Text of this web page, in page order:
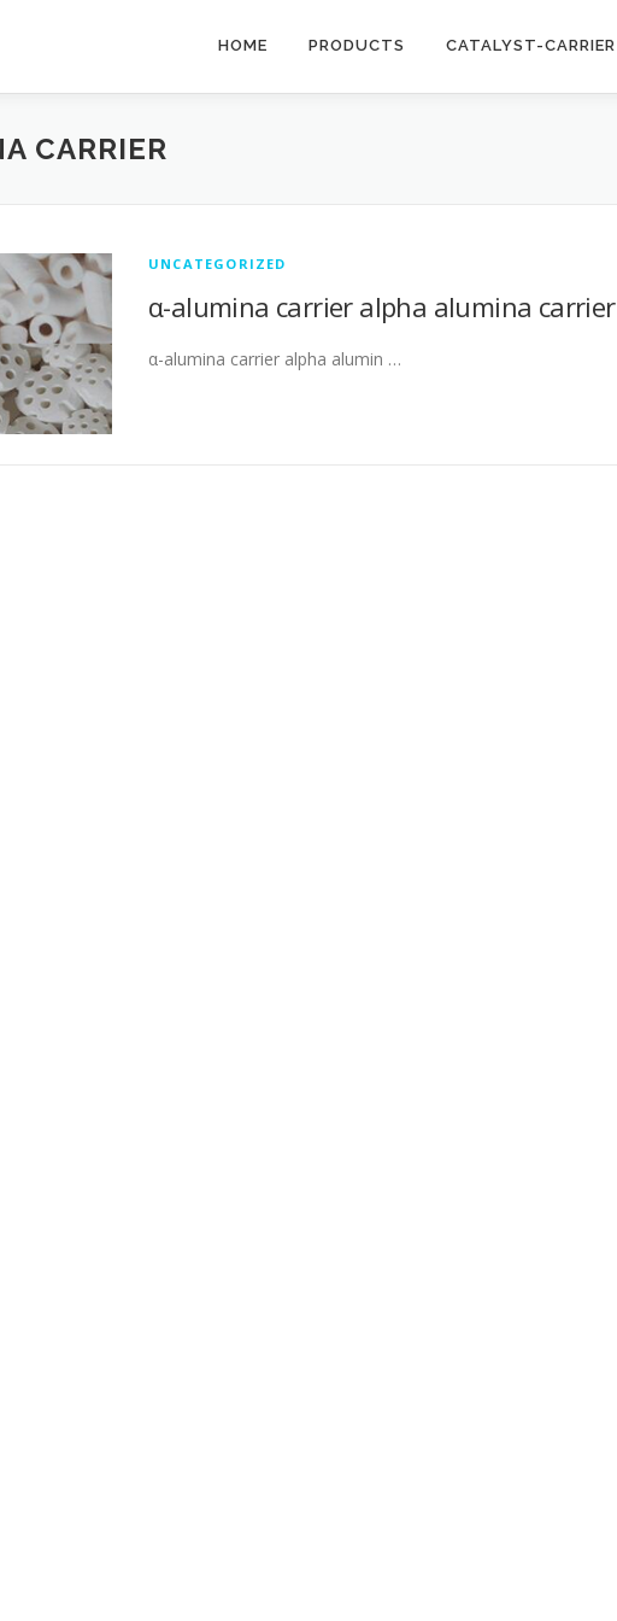
HOME PRODUCTS CATALYST-CARRIER
CARRIER
UNCATEGORIZED
α-alumina carrier alpha alumina carrier
α-alumina carrier alpha alumin …